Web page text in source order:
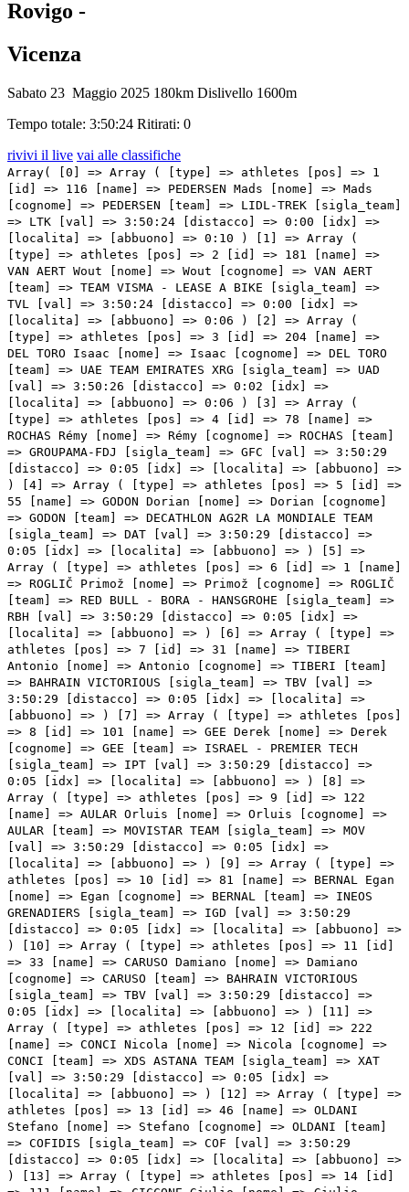
Rovigo -
Vicenza
Sabato 23 Maggio 2025 180km Dislivello 1600m
Tempo totale: 3:50:24 Ritirati: 0
rivivi il live vai alle classifiche
Array( [0] => Array ( [type] => athletes [pos] => 1 [id] => 116 [name] => PEDERSEN Mads [nome] => Mads [cognome] => PEDERSEN [team] => LIDL-TREK [sigla_team] => LTK [val] => 3:50:24 [distacco] => 0:00 [idx] => [localita] => [abbuono] => 0:10 ) [1] => Array ( [type] => athletes [pos] => 2 [id] => 181 [name] => VAN AERT Wout [nome] => Wout [cognome] => VAN AERT [team] => TEAM VISMA - LEASE A BIKE [sigla_team] => TVL [val] => 3:50:24 [distacco] => 0:00 [idx] => [localita] => [abbuono] => 0:06 ) [2] => Array ( [type] => athletes [pos] => 3 [id] => 204 [name] => DEL TORO Isaac [nome] => Isaac [cognome] => DEL TORO [team] => UAE TEAM EMIRATES XRG [sigla_team] => UAD [val] => 3:50:26 [distacco] => 0:02 [idx] => [localita] => [abbuono] => 0:06 ) [3] => Array ( [type] => athletes [pos] => 4 [id] => 78 [name] => ROCHAS Rémy [nome] => Rémy [cognome] => ROCHAS [team] => GROUPAMA-FDJ [sigla_team] => GFC [val] => 3:50:29 [distacco] => 0:05 [idx] => [localita] => [abbuono] => ) [4] => Array ( [type] => athletes [pos] => 5 [id] => 55 [name] => GODON Dorian [nome] => Dorian [cognome] => GODON [team] => DECATHLON AG2R LA MONDIALE TEAM [sigla_team] => DAT [val] => 3:50:29 [distacco] => 0:05 [idx] => [localita] => [abbuono] => ) [5] => Array ( [type] => athletes [pos] => 6 [id] => 1 [name] => ROGLIČ Primož [nome] => Primož [cognome] => ROGLIČ [team] => RED BULL - BORA - HANSGROHE [sigla_team] => RBH [val] => 3:50:29 [distacco] => 0:05 [idx] => [localita] => [abbuono] => ) [6] => Array ( [type] => athletes [pos] => 7 [id] => 31 [name] => TIBERI Antonio [nome] => Antonio [cognome] => TIBERI [team] => BAHRAIN VICTORIOUS [sigla_team] => TBV [val] => 3:50:29 [distacco] => 0:05 [idx] => [localita] => [abbuono] => ) [7] => Array ( [type] => athletes [pos] => 8 [id] => 101 [name] => GEE Derek [nome] => Derek [cognome] => GEE [team] => ISRAEL - PREMIER TECH [sigla_team] => IPT [val] => 3:50:29 [distacco] => 0:05 [idx] => [localita] => [abbuono] => ) [8] => Array ( [type] => athletes [pos] => 9 [id] => 122 [name] => AULAR Orluis [nome] => Orluis [cognome] => AULAR [team] => MOVISTAR TEAM [sigla_team] => MOV [val] => 3:50:29 [distacco] => 0:05 [idx] => [localita] => [abbuono] => ) [9] => Array ( [type] => athletes [pos] => 10 [id] => 81 [name] => BERNAL Egan [nome] => Egan [cognome] => BERNAL [team] => INEOS GRENADIERS [sigla_team] => IGD [val] => 3:50:29 [distacco] => 0:05 [idx] => [localita] => [abbuono] => ) [10] => Array ( [type] => athletes [pos] => 11 [id] => 33 [name] => CARUSO Damiano [nome] => Damiano [cognome] => CARUSO [team] => BAHRAIN VICTORIOUS [sigla_team] => TBV [val] => 3:50:29 [distacco] => 0:05 [idx] => [localita] => [abbuono] => ) [11] => Array ( [type] => athletes [pos] => 12 [id] => 222 [name] => CONCI Nicola [nome] => Nicola [cognome] => CONCI [team] => XDS ASTANA TEAM [sigla_team] => XAT [val] => 3:50:29 [distacco] => 0:05 [idx] => [localita] => [abbuono] => ) [12] => Array ( [type] => athletes [pos] => 13 [id] => 46 [name] => OLDANI Stefano [nome] => Stefano [cognome] => OLDANI [team] => COFIDIS [sigla_team] => COF [val] => 3:50:29 [distacco] => 0:05 [idx] => [localita] => [abbuono] => ) [13] => Array ( [type] => athletes [pos] => 14 [id] => 111 [name] => CICCONE Giulio [nome] => Giulio [cognome] => CICCONE [team] => LIDL-TREK [sigla_team] => LTK [val] => 3:50:29 [distacco] => 0:05 [idx] => [localita] => [abbuono] => ) [14] => Array ( [type] => athletes [pos] => 15 [id] => 201 [name] => AYUSO Juan [nome] => Juan [cognome] => AYUSO [team] => UAE TEAM EMIRATES XRG [sigla_team] => UAD [val] => 3:50:29 [distacco] => 0:05 [idx] => [localita] => [abbuono] => 0:04 ) [15] => Array ( [type] => athletes [pos] => 16 [id] => 188 [name] => YATES Simon [nome] => Simon [cognome] => YATES [team] => TEAM VISMA - LEASE A BIKE [sigla_team] => TVL [val] => 3:50:29 [distacco] => 0:05 [idx] => [localita] => [abbuono] => ) [16] => Array ( [type] => athletes [pos] => 17 [id] => 61 [name] => CARAPAZ Richard [nome] => Richard [cognome] => CARAPAZ [team] => EF EDUCATION - EASYPOST [sigla_team] => EFE [val] => 3:50:29 [distacco] => 0:05 [idx] => [localita] => [abbuono] => ) [17] => Array ( [type] => athletes [pos] => 18 [id] => 131 [name] => PIDCOCK Thomas [nome] => Thomas [cognome] => PIDCOCK [team] => Q36.5 PRO CYCLING TEAM [sigla_team] => Q36 [val] => 3:50:29 [distacco] => 0:05 [idx] => [localita] => [abbuono] => ) [18] => Array ( [type] => athletes [pos] => 19 [id] => 166 [name] => POOLE Max [nome] => Max [cognome] => POOLE [team] => TEAM PICNIC POSTNL [sigla_team] => TPP [val] => 3:50:35 [distacco] => 0:11 [idx] => [localita] => [abbuono] => ) [19] => Array ( [type] => athletes [pos] => 20 [id] => 191 [name] => STORER Michael [nome] => Michael [cognome] => STORER [team] => TUDOR PRO CYCLING TEAM [sigla_team] => TUD [val] => 3:50:35 [distacco] => 0:11 [idx] => [localita] => [abbuono] => ) [20] => Array ( [type] => athletes [pos] => 21 [id] => 76 [name] => PACHER Quentin [nome] => Quentin [cognome] => PACHER [team] => GROUPAMA-FDJ [sigla_team] => GFC [val] => 3:50:35 [distacco] => 0:11 [idx] => [localita] => [abbuono] => ) [21] => Array ( [type] => athletes [pos] => 22 [id] => 221 [name] => ULISSI Diego [nome] => Diego [cognome] => ULISSI [team] => XDS ASTANA TEAM [sigla_team] => XAT [val] => 3:50:35 [distacco] => 0:11 [idx] => [localita] => [abbuono] => ) [22] => Array ( [type] => athletes [pos] => 23 [id] => 127 [name] => RUBIO Einer [nome] => Einer [cognome] => RUBIO [team] => MOVISTAR TEAM [sigla_team] => MOV [val] => 3:50:35 [distacco] => 0:11 [idx] => [localita] => [abbuono] => ) [23] => Array ( [type] => athletes [pos] => 24 [id] => 27 [name] => SVESTAD-BÅRDSENG Embret [nome] => Embret [cognome] => SVESTAD-BÅRDSENG [team] => ARKEA-B&B HOTELS [sigla_team] => ARK [val] => 3:50:35 [distacco] => 0:11 [idx] => [localita] => [abbuono] => ) [24] => Array ( [type] => athletes [pos] => 25 [id] => 123 [name] => BARRENETXEA Jon [nome] => Jon [cognome] => BARRENETXEA [team] => MOVISTAR TEAM [sigla_team] => MOV